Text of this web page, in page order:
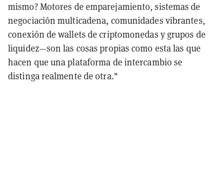
mismo? Motores de emparejamiento, sistemas de
negociación multicadena, comunidades vibrantes,
conexión de wallets de criptomonedas y grupos de
liquidez—son las cosas propias como esta las que
hacen que una plataforma de intercambio se
distinga realmente de otra."